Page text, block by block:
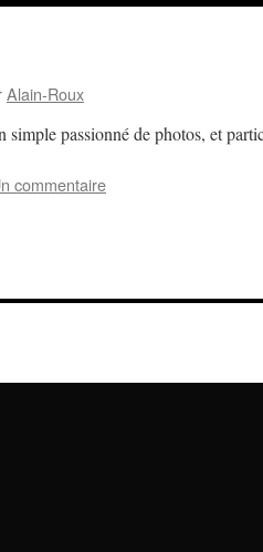
Alain-Roux
passionné de photos, et
commentaire